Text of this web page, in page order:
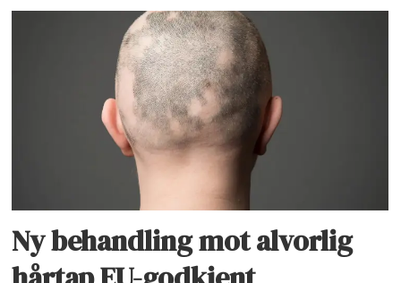
Ny behandling mot alvorlig